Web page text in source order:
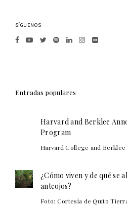
SÍGUENOS
Entradas populares
Harvard and Berklee
Program
Harvard College and
¿Cómo viven y de qué se
anteojos?
Foto: Cortesía de Quito